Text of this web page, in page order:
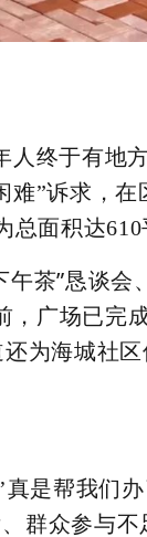
终于有地
”诉求，
面积达610
茶”恳谈
，广场已完
为海城社
是帮我们
群众参与